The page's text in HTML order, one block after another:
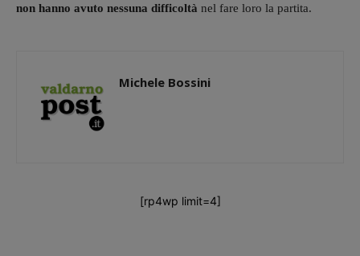
non hanno avuto nessuna difficoltà nel fare loro la partita.
Michele Bossini
[rp4wp limit=4]